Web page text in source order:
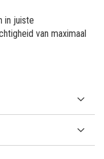
in juiste
van maximaal